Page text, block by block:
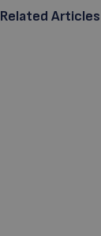
Related Articles